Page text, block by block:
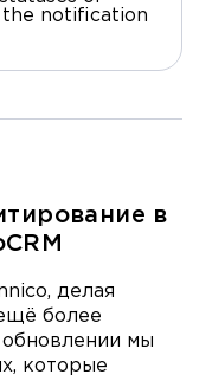
в
делая
более
мы
которые